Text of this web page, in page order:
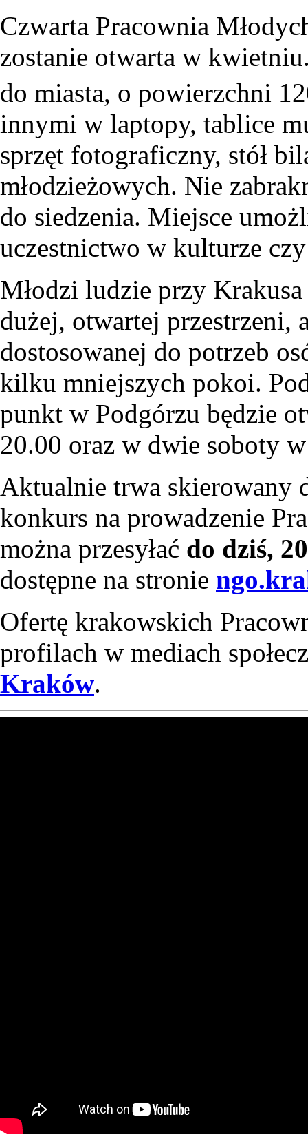
Czwarta Pracownia
zostanie otwarta w
do miasta, o powierzchni
innymi w laptopy, tablice
sprzęt fotograficzny, stół
młodzieżowych. Nie
do siedzenia. Miejsce
uczestnictwo w kulturze
Młodzi ludzie przy
dużej, otwartej przestrzeni,
dostosowanej do potrzeb
kilku mniejszych pokoi.
punkt w Podgórzu będzie
20.00 oraz w dwie soboty
Aktualnie trwa skierowany
konkurs na prowadzenie
można przesyłać do dziś,
dostępne na stronie
Ofertę krakowskich
profilach w mediach
Kraków.